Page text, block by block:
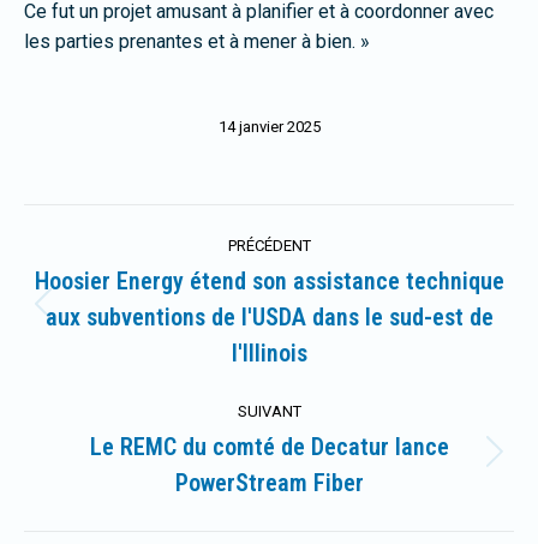
Ce fut un projet amusant à planifier et à coordonner avec
les parties prenantes et à mener à bien. »
14 janvier 2025
article
PRÉCÉDENT
Article
précédent
Hoosier Energy étend son assistance technique
aux subventions de l'USDA dans le sud-est de
l'Illinois
SUIVANT
suivant
Le REMC du comté de Decatur lance
PowerStream Fiber